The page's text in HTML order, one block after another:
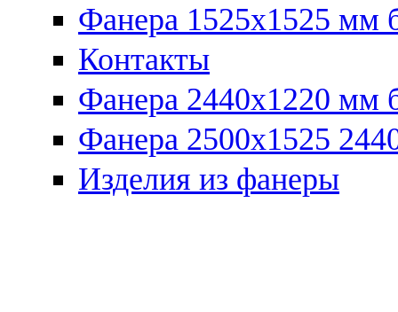
Фанера 1525x1525 мм
Контакты
Фанера 2440x1220 мм
Фанера 2500x1525
Изделия из фанеры